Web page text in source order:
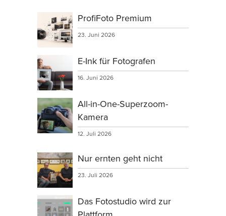
ProfiFoto Premium
23. Juni 2026
E-Ink für Fotografen
16. Juni 2026
All-in-One-Superzoom-
Kamera
12. Juli 2026
Nur ernten geht nicht
23. Juli 2026
Das Fotostudio wird zur